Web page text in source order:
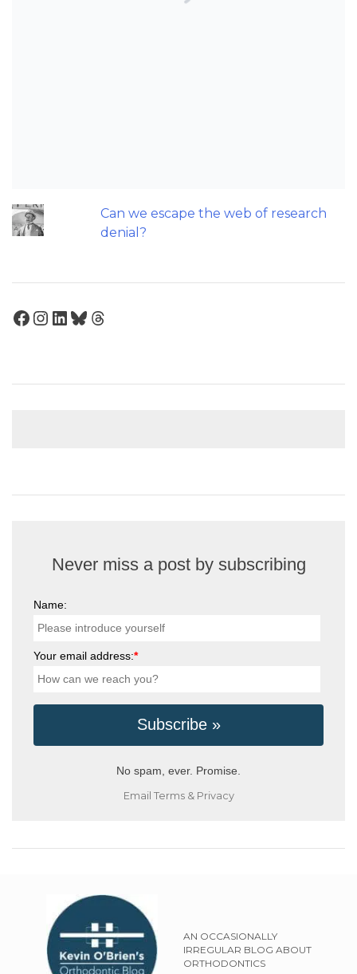
Can we escape the web of research
denial?
Facebook
Instagram
LinkedIn
Bluesky
Threads
Never miss a post by subscribing
Name:
Your email address:*
No spam, ever. Promise.
Email Terms& Privacy
AN OCCASIONALLY
IRREGULAR BLOG ABOUT
ORTHODONTICS